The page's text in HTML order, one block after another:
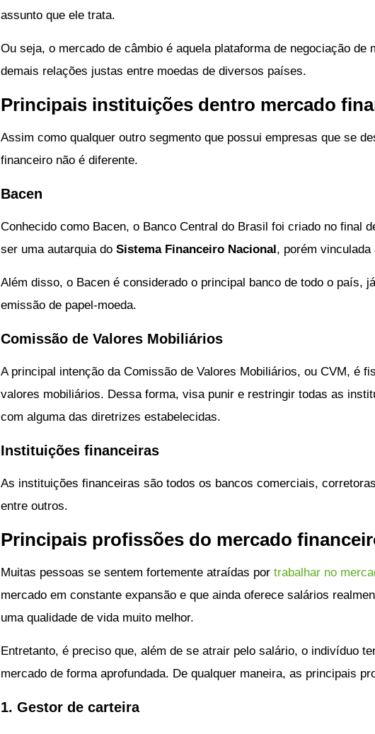
assunto que ele trata.
Ou seja, o mercado de câmbio é aquela plataforma de negociação de
demais relações justas entre moedas de diversos países.
Principais instituições dentro mercado
Assim como qualquer outro segmento que possui empresas que se
financeiro não é diferente.
Bacen
Conhecido como Bacen, o Banco Central do Brasil foi criado no final
ser uma autarquia do Sistema Financeiro Nacional, porém
Além disso, o Bacen é considerado o principal banco de todo o país,
emissão de papel-moeda.
Comissão de Valores Mobiliários
A principal intenção da Comissão de Valores Mobiliários, ou CVM, é
valores mobiliários. Dessa forma, visa punir e restringir todas as
com alguma das diretrizes estabelecidas.
Instituições financeiras
As instituições financeiras são todos os bancos comerciais,
entre outros.
Principais profissões do mercado
Muitas pessoas se sentem fortemente atraídas por trabalhar no
mercado em constante expansão e que ainda oferece salários
uma qualidade de vida muito melhor.
Entretanto, é preciso que, além de se atrair pelo salário, o indivíduo
mercado de forma aprofundada. De qualquer maneira, as principais
1. Gestor de carteira